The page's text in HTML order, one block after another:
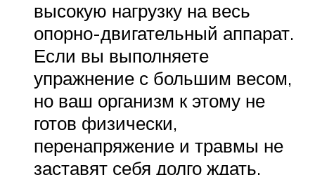
высокую нагрузку на весь
опорно-двигательный аппарат.
Если вы выполняете
упражнение с большим весом,
но ваш организм к этому не
готов физически,
перенапряжение и травмы не
заставят себя долго ждать.